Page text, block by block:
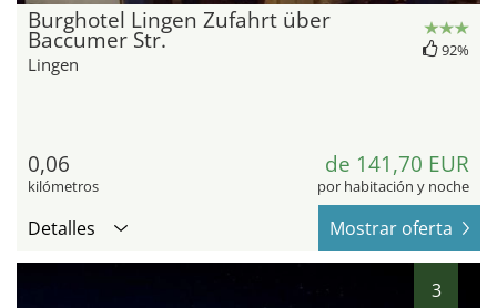
Burghotel Lingen Zufahrt über
Baccumer Str.
Lingen
92%
0,06
kilómetros
de 141,70 EUR
por habitación y noche
Detalles Mostrar oferta
3